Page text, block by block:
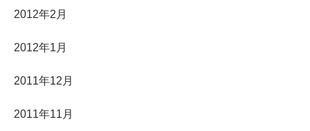
2012年2月
2012年1月
2011年12月
2011年11月